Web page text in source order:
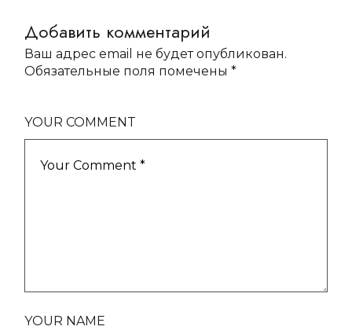
Добавить комментарий
Ваш адрес email не будет опубликован.
Обязательные поля помечены*
YOUR COMMENT
YOUR NAME